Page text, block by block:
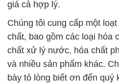
giá cả hợp lý.
Chúng tôi cung cấp một
chất, bao gồm các loại hóa
chất xử lý nước, hóa chất
và nhiều sản phẩm khác.
bày tỏ lòng biết ơn đến quý